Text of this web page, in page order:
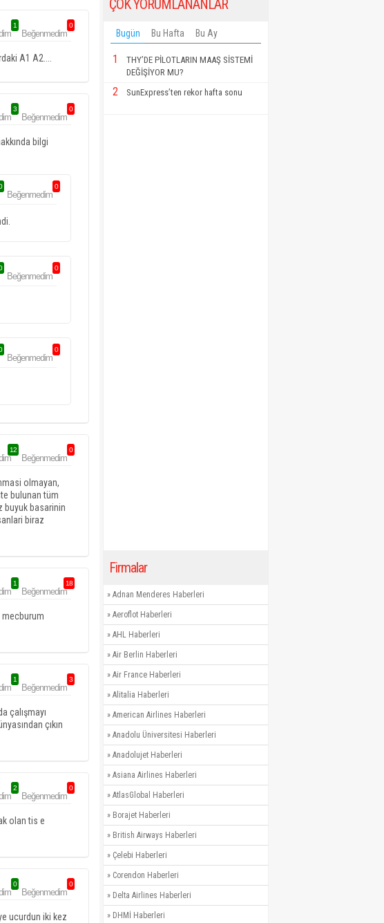
1
Beğenmedim
0
A1 A2....
3
Beğenmedim
0
bilgi
Beğenmedim
0
Beğenmedim
0
Beğenmedim
0
12
Beğenmedim
0
olmayan,
bulunan tüm
buyuk basarinin
biraz
1
Beğenmedim
18
1
Beğenmedim
3
çalışmayı
çıkın
2
Beğenmedim
0
olan tis e
0
Beğenmedim
0
ucurdun iki kez
ÇOK YORUMLANANLAR
Bugün Bu Hafta Bu Ay
1
THY’DE PİLOTLARIN MAAŞ SİSTEMİ
DEĞİŞİYOR MU?
2 SunExpress’ten rekor hafta sonu
Firmalar
» Adnan Menderes Haberleri
» Aeroflot Haberleri
» AHL Haberleri
» Air Berlin Haberleri
» Air France Haberleri
» Alitalia Haberleri
» American Airlines Haberleri
» Anadolu Üniversitesi Haberleri
» Anadolujet Haberleri
» Asiana Airlines Haberleri
» AtlasGlobal Haberleri
» Borajet Haberleri
» British Airways Haberleri
» Çelebi Haberleri
» Corendon Haberleri
» Delta Airlines Haberleri
» DHMİ Haberleri